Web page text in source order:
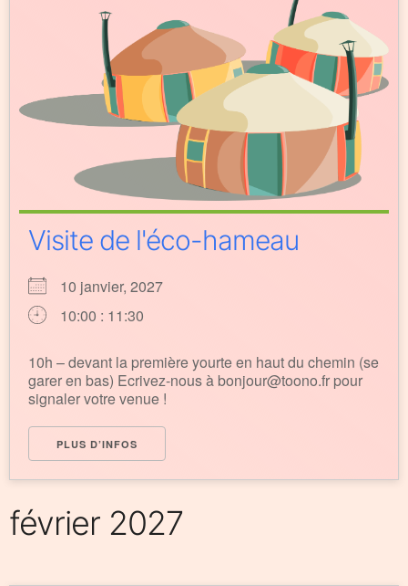
Visite de l'éco-hameau
10 janvier, 2027
10:00 : 11:30
10h – devant la première yourte en haut du chemin (se
garer en bas) Ecrivez-nous à bonjour@toono.fr pour
signaler votre venue !
PLUS D’INFOS
février 2027